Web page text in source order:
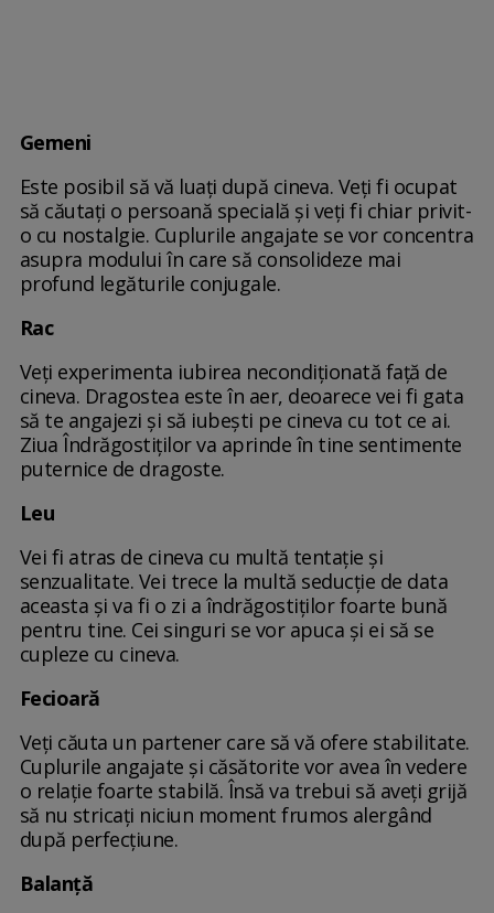
Gemeni
Este posibil să vă luați după cineva. Veți fi ocupat
să căutați o persoană specială și veți fi chiar privit-
o cu nostalgie. Cuplurile angajate se vor concentra
asupra modului în care să consolideze mai
profund legăturile conjugale.
Rac
Veți experimenta iubirea necondiționată față de
cineva. Dragostea este în aer, deoarece vei fi gata
să te angajezi și să iubești pe cineva cu tot ce ai.
Ziua Îndrăgostiților va aprinde în tine sentimente
puternice de dragoste.
Leu
Vei fi atras de cineva cu multă tentație și
senzualitate. Vei trece la multă seducție de data
aceasta și va fi o zi a îndrăgostiților foarte bună
pentru tine. Cei singuri se vor apuca și ei să se
cupleze cu cineva.
Fecioară
Veți căuta un partener care să vă ofere stabilitate.
Cuplurile angajate și căsătorite vor avea în vedere
o relație foarte stabilă. Însă va trebui să aveți grijă
să nu stricați niciun moment frumos alergând
după perfecțiune.
Balanță